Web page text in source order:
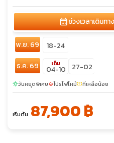
ต.ค. 69 07-13
21-27
พ.ย. 69
04-10
18-24
ธ.ค. 69
02-08
แสดงทั้งหมดkeyboard_arrow_down
sunnyวันหยุดพิเศษlocal_fire_departmentโปรไฟไหม้ confirmation_numberที่เหลือน้อย
67,888 ฿